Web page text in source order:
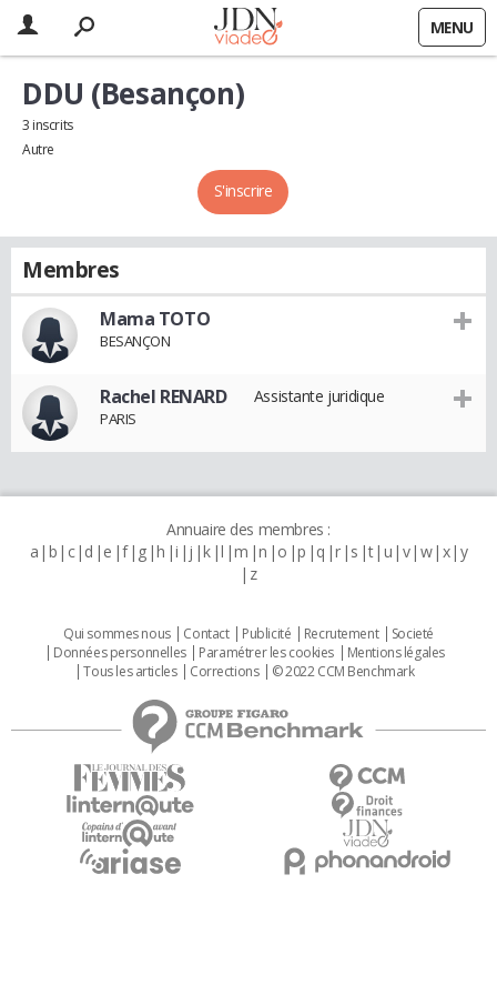
MENU
S'inscrire
DDU (Besançon)
3 inscrits
Autre
Membres
Mama TOTO
BESANÇON
Rachel RENARD
PARIS
Assistante juridique
Annuaire des membres :
a b c d e f g h i j k l m n o p q r s t u v w x y
z
Qui sommes nous Contact Publicité Recrutement
Societé
Données personnelles
Paramétrer les cookies
Mentions légales
Tous les articles
Corrections © 2022 CCM Benchmark